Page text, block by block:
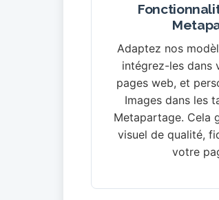
Adaptez nos
intégrez-les dans
pages web, et
Images dans les
Metapartage. Cela
visuel de qualité,
votre